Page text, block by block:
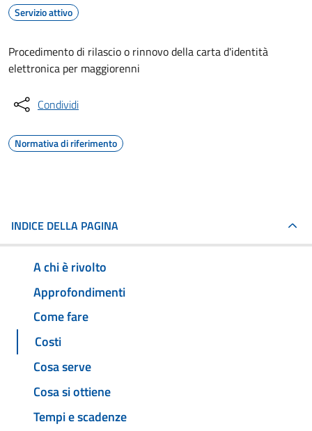
Servizio attivo
Procedimento di rilascio o rinnovo della carta d'identità
elettronica per maggiorenni
Condividi
Normativa di riferimento
INDICE DELLA PAGINA
A chi è rivolto
Approfondimenti
Come fare
Costi
Cosa serve
Cosa si ottiene
Tempi e scadenze